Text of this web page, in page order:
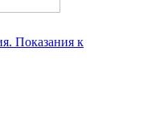
Показания к